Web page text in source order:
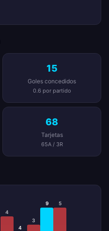
15
Goles concedidos
0.6 por partido
68
Tarjetas
65A / 3R
4
4
3
9 5